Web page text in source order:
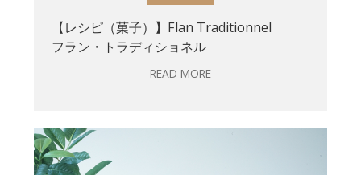
【レシピ（菓子）】Flan Traditionnel
フラン・トラディショネル
READ MORE